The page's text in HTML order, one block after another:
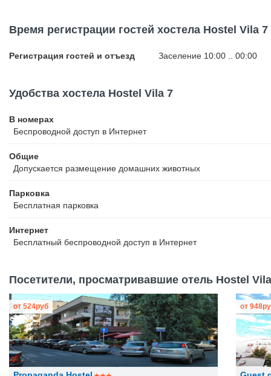
Время регистрации гостей хостела Hostel Vila 7
Регистрация гостей и отъезд Заселение 10:00 .. 00:00
Удобства хостела Hostel Vila 7
В номерах
Беспроводной доступ в Интернет
Общие
Допускается размещение домашних животных
Парковка
Бесплатная парковка
Интернет
Бесплатный беспроводной доступ в Интернет
Посетители, просматривавшие отель Hostel
от 524руб от 948